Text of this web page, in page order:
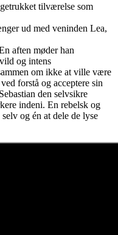
tilværelse som
ud med veninden Lea,
aften møder han
og intens
om ikke at ville være
forstå og acceptere sin
den selvsikre
indeni. En rebelsk og
og én at dele de lyse